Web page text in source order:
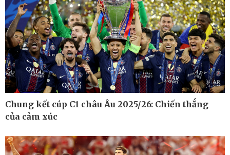
Ô tô - Xe máy
Ô tô
Xe máy
Tư vấn
Doanh nghiệp
Thông tin doanh nghiệp
Doanh nghiệp 24h
Chung kết cúp C1 châu Âu 2025/26: Chiến thắng
của cảm xúc